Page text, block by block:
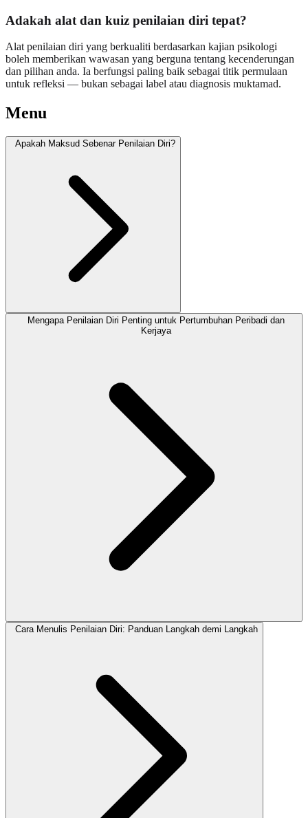
Adakah alat dan kuiz penilaian diri tepat?
Alat penilaian diri yang berkualiti berdasarkan kajian psikologi
boleh memberikan wawasan yang berguna tentang kecenderungan
dan pilihan anda. Ia berfungsi paling baik sebagai titik permulaan
untuk refleksi — bukan sebagai label atau diagnosis muktamad.
Menu
Apakah Maksud Sebenar Penilaian Diri?
Mengapa Penilaian Diri Penting untuk Pertumbuhan Peribadi dan
Kerjaya
Cara Menulis Penilaian Diri: Panduan Langkah demi Langkah